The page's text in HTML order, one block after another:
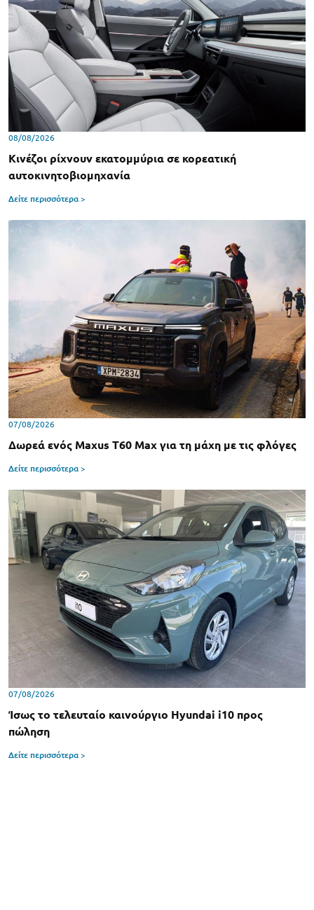
08/08/2026
Κινέζοι ρίχνουν εκατομμύρια σε κορεατική
αυτοκινητοβιομηχανία
Δείτε περισσότερα >
07/08/2026
Δωρεά ενός Maxus T60 Max για τη μάχη με τις φλόγες
Δείτε περισσότερα >
07/08/2026
Ίσως το τελευταίο καινούργιο Hyundai i10 προς
πώληση
Δείτε περισσότερα >